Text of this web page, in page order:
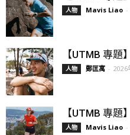
人物 Mavis Liao -
【UTMB 專題
人物 鄭匡寓 - 2026
【UTMB 專題
人物 Mavis Liao -